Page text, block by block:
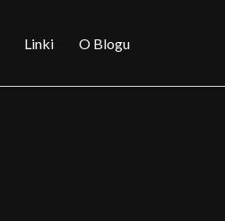
Linki O Blogu